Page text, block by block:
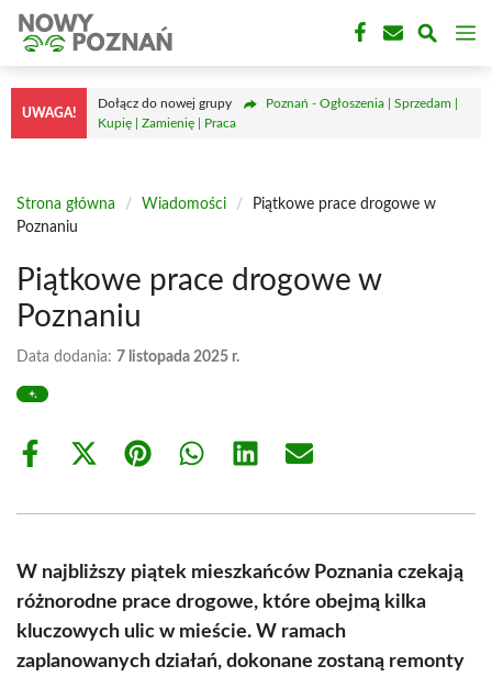
Przejdź
treści
UWAGA!
Dołącz do nowej grupy
Poznań - Ogłoszenia | Sprzedam |
Kupię | Zamienię | Praca
Strona główna / Wiadomości /
Piątkowe prace drogowe w
Poznaniu
Piątkowe prace drogowe w
Poznaniu
Data dodania: 7 listopada 2025 r.
Share
Share
(Twitter)
Share Share Share Share
W najbliższy piątek mieszkańców Poznania czekają
różnorodne prace drogowe, które obejmą kilka
kluczowych ulic w mieście. W ramach
zaplanowanych działań, dokonane zostaną remonty